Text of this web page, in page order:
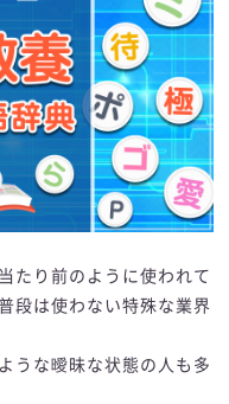
たり前のように使われて
段は使わない特殊な業界
うな曖昧な状態の人も多